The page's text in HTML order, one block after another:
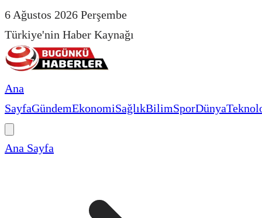
6 Ağustos 2026 Perşembe
Türkiye'nin Haber Kaynağı
Ana
SayfaGündemEkonomiSağlıkBilimSporDünya
Ana Sayfa